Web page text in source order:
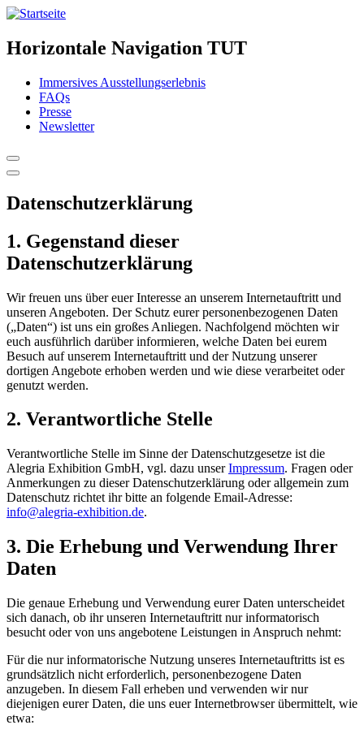
Horizontale Navigation TUT
Immersives Ausstellungserlebnis
FAQs
Presse
Newsletter
Datenschutzerklärung
1. Gegenstand dieser
Datenschutzerklärung
Wir freuen uns über euer Interesse an unserem Internetauftritt und
unseren Angeboten. Der Schutz eurer personenbezogenen Daten
(„Daten“) ist uns ein großes Anliegen. Nachfolgend möchten wir
euch ausführlich darüber informieren, welche Daten bei eurem
Besuch auf unserem Internetauftritt und der Nutzung unserer
dortigen Angebote erhoben werden und wie diese verarbeitet oder
genutzt werden.
2. Verantwortliche Stelle
Verantwortliche Stelle im Sinne der Datenschutzgesetze ist die
Alegria Exhibition GmbH, vgl. dazu unserImpressum. Fragen oder
Anmerkungen zu dieser Datenschutzerklärung oder allgemein zum
Datenschutz richtet ihr bitte an folgende Email-Adresse:
info@alegria-exhibition.de.
3. Die Erhebung und Verwendung Ihrer
Daten
Die genaue Erhebung und Verwendung eurer Daten unterscheidet
sich danach, ob ihr unseren Internetauftritt nur informatorisch
besucht oder von uns angebotene Leistungen in Anspruch nehmt:
Für die nur informatorische Nutzung unseres Internetauftritts ist es
grundsätzlich nicht erforderlich, personenbezogene Daten
anzugeben. In diesem Fall erheben und verwenden wir nur
diejenigen eurer Daten, die uns euer Internetbrowser übermittelt, wie
etwa: